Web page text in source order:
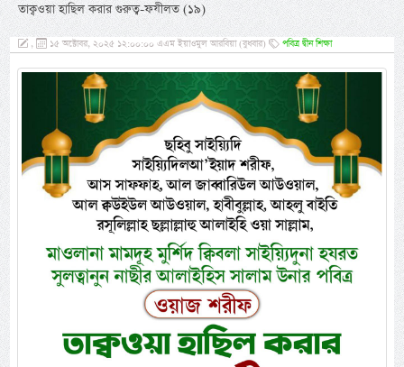
তাক্বওয়া হাছিল করার গুরুত্ব-ফযীলত (১৯)
, ১৫ অক্টোবর, ২০২৫ ১২:০০:০০ এএম ইয়াওমুল আরবিয়া (বুধবার) পবিত্র দ্বীন শিক্ষা